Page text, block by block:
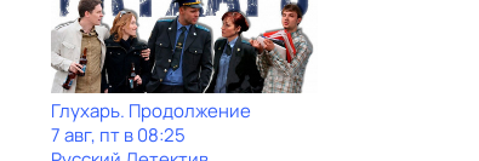
Глухарь. Продолжение
7 авг, пт в 08:25